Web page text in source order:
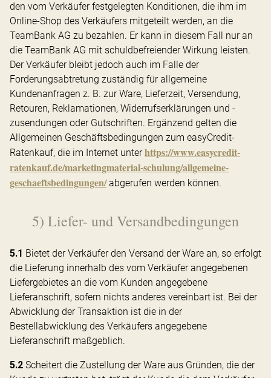
den vom Verkäufer festgelegten Konditionen, die ihm im
Online-Shop des Verkäufers mitgeteilt werden, an die
TeamBank AG zu bezahlen. Er kann in diesem Fall nur an
die TeamBank AG mit schuldbefreiender Wirkung leisten.
Der Verkäufer bleibt jedoch auch im Falle der
Forderungsabtretung zuständig für allgemeine
Kundenanfragen z. B. zur Ware, Lieferzeit, Versendung,
Retouren, Reklamationen, Widerrufserklärungen und -
zusendungen oder Gutschriften. Ergänzend gelten die
Allgemeinen Geschäftsbedingungen zum easyCredit-
Ratenkauf, die im Internet unterhttps://www.easycredit-
ratenkauf.de/marketingmaterial-schulung/allgemeine-
geschaeftsbedingungen/abgerufen werden können.
5) Liefer- und Versandbedingungen
5.1 Bietet der Verkäufer den Versand der Ware an, so erfolgt
die Lieferung innerhalb des vom Verkäufer angegebenen
Liefergebietes an die vom Kunden angegebene
Lieferanschrift, sofern nichts anderes vereinbart ist. Bei der
Abwicklung der Transaktion ist die in der
Bestellabwicklung des Verkäufers angegebene
Lieferanschrift maßgeblich.
5.2 Scheitert die Zustellung der Ware aus Gründen, die der